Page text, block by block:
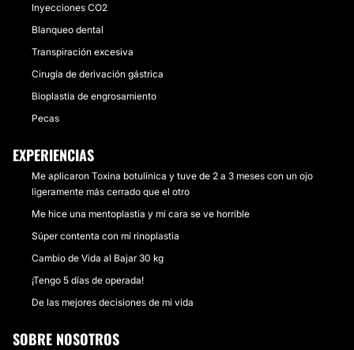
Inyecciones CO2
Blanqueo dental
Transpiración excesiva
Cirugía de derivación gástrica
Bioplastia de engrosamiento
Pecas
EXPERIENCIAS
Me aplicaron Toxina botulínica y tuve de 2 a 3 meses con un ojo
ligeramente más cerrado que el otro
Me hice una mentoplastia y mi cara se ve horrible
Súper contenta con mí rinoplastia
Cambio de Vida al Bajar 30 kg
¡Tengo 5 días de operada!
De las mejores decisiones de mi vida
SOBRE NOSOTROS